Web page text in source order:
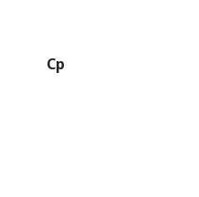
Ср